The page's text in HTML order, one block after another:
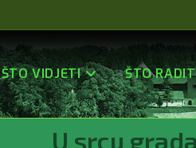
ŠTO VIDJETI ŠTO
U srcu